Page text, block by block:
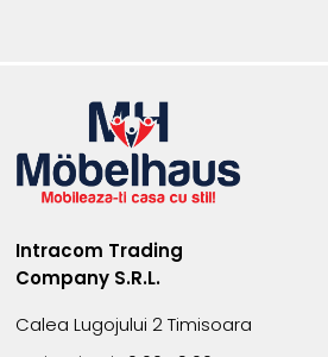
Intracom Trading
Company S.R.L.
Calea Lugojului 2 Timisoara